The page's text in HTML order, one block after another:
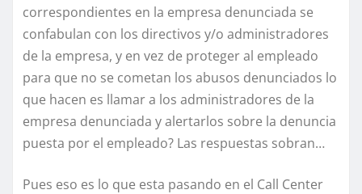
correspondientes en la empresa denunciada se
confabulan con los directivos y/o administradores
de la empresa, y en vez de proteger al empleado
para que no se cometan los abusos denunciados lo
que hacen es llamar a los administradores de la
empresa denunciada y alertarlos sobre la denuncia
puesta por el empleado? Las respuestas sobran…
Pues eso es lo que esta pasando en el Call Center